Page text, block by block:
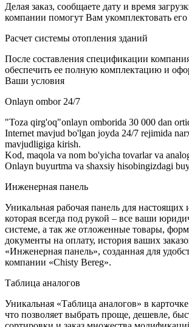
Делая заказ, сообщаете дату и время
компании помогут Вам укомплектовать его
Расчет системы отопления зданий
После составления спецификации
обеспечить ее полную комплектацию и
Ваши условия
Onlayn ombor 24/7
"Toza qirg'oq"onlayn omborida 30 000 dan
Internet mavjud bo'lgan joyda 24/7 rejimida
mavjudligiga kirish.
Kod, maqola va nom bo'yicha tovarlar va
Onlayn buyurtma va shaxsiy hisobingizdagi
Инженерная панель
Уникальная рабочая панель для настоящих
которая всегда под рукой – все ваши
системе, а так же отложенные товары,
документы на оплату, история ваших
«Инженерная панель», созданная для
компании «Chisty Bereg».
Таблица аналогов
Уникальная «Таблица аналогов» в
что позволяет выбрать проще, дешевле,